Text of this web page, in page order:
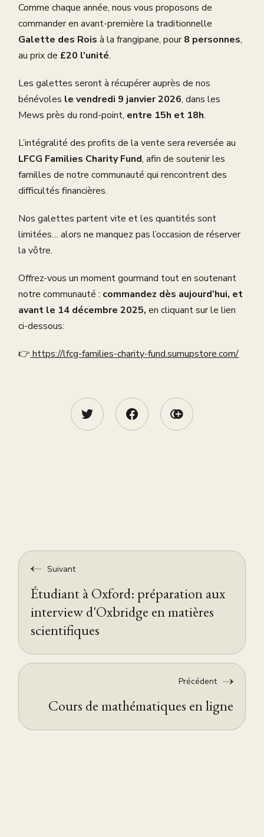
Comme chaque année, nous vous proposons de
commander en avant-première la traditionnelle
Galette des Roisà la frangipane, pour8 personnes,
au prix de £20 l’unité.
Les galettes seront à récupérer auprès de nos
bénévoles le vendredi 9 janvier 2026, dans les
Mews près du rond-point, entre 15h et 18h.
L’intégralité des profits de la vente sera reversée au
LFCG Families Charity Fund, afin de soutenir les
familles de notre communauté qui rencontrent des
difficultés financières.
Nos galettes partent vite et les quantités sont
limitées… alors ne manquez pas l’occasion de réserver
la vôtre.
Offrez-vous un moment gourmand tout en soutenant
notre communauté : commandez dès aujourd’hui, et
avant le 14 décembre 2025,en cliquant sur le lien
ci-dessous:
👉 https://lfcg-families-charity-fund.sumupstore.com/
Suivant
Étudiant à Oxford: préparation aux
interview d'Oxbridge en matières
scientifiques
Précédent
Cours de mathématiques en ligne